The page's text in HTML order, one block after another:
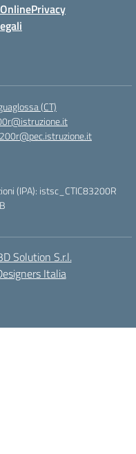
Privacy
(CT)
(IPA): istsc_CTIC83200R
Solution S.r.l.
Italia